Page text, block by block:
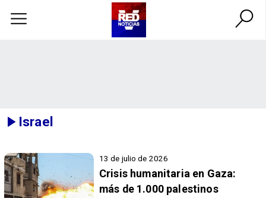
Israel
13 de julio de 2026
Crisis humanitaria en Gaza:
más de 1.000 palestinos